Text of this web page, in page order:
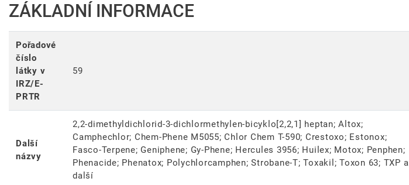
ZÁKLADNÍ INFORMACE
Pořadové
číslo
látky v
IRZ/E-
PRTR
59
Další
názvy
2,2-dimethyldichlorid-3-dichlormethylen-bicyklo[2,2,1] heptan; Altox;
Camphechlor; Chem-Phene M5055; Chlor Chem T-590; Crestoxo; Estonox;
Fasco-Terpene; Geniphene; Gy-Phene; Hercules 3956; Huilex; Motox; Penphen;
Phenacide; Phenatox; Polychlorcamphen; Strobane-T; Toxakil; Toxon 63; TXP a
další